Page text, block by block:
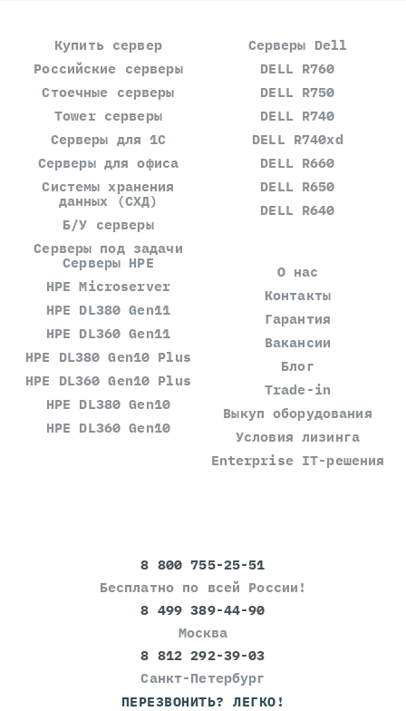
Купить сервер
Российские серверы
Стоечные серверы
Tower серверы
Серверы для 1С
Серверы для офиса
Системы хранения
данных (СХД)
Б/У серверы
Серверы под задачи
Серверы Dell
DELL R760
DELL R750
DELL R740
DELL R740xd
DELL R660
DELL R650
DELL R640
Серверы HPE
HPE Microserver
HPE DL380 Gen11
HPE DL360 Gen11
HPE DL380 Gen10 Plus
HPE DL360 Gen10 Plus
HPE DL380 Gen10
HPE DL360 Gen10
О нас
Контакты
Гарантия
Вакансии
Блог
Trade-in
Выкуп оборудования
Условия лизинга
Enterprise IT-решения
8 800 755-25-51
Бесплатно по всей России!
8 499 389-44-90
Москва
8 812 292-39-03
Санкт-Петербург
ПЕРЕЗВОНИТЬ? ЛЕГКО!